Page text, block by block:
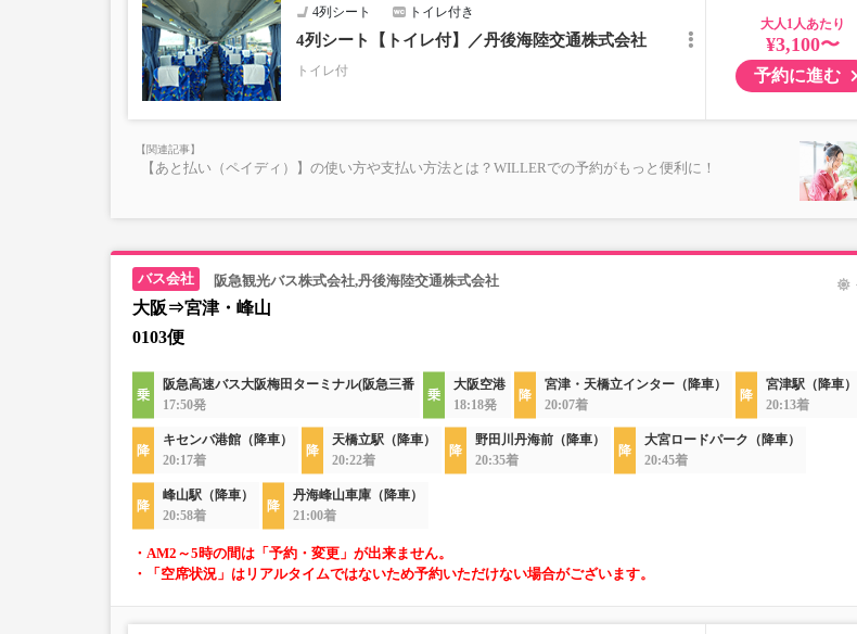
4列シート トイレ付き
4列シート【トイレ付】／丹後海陸交通株式会社
トイレ付
大人
¥3,100〜
予約に進む
【あと払い（ペイディ）】の使い方や支払い方法とは？WILLERでの予約がもっと便利に！
阪急観光バス株式会社,丹後海陸交通株式会社
大阪⇒宮津・峰山
0103便
阪急高速バス大阪梅田ターミナル(阪急三番
17:50発
大阪空港
18:18発
宮津・天橋立インター（降車）
20:07着
宮津駅（降車）
20:13着
キセンバ港館（降車）
20:17着
天橋立駅（降車）
20:22着
野田川丹海前（降車）
20:35着
大宮ロードパーク（降車）
20:45着
峰山駅（降車）
20:58着
丹海峰山車庫（降車）
21:00着
・AM2～5時の間は「予約・変更」が出来ません。
・「空席状況」はリアルタイムではないため予約いただけない場合がございます。